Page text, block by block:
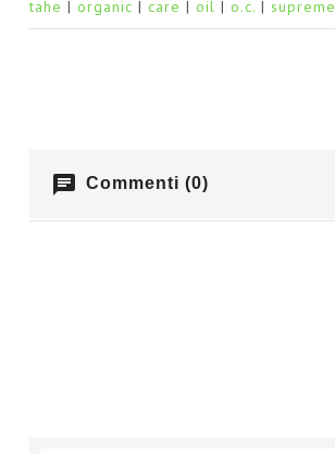
tahe organic care oil o.c. supreme
chat Commenti (0)